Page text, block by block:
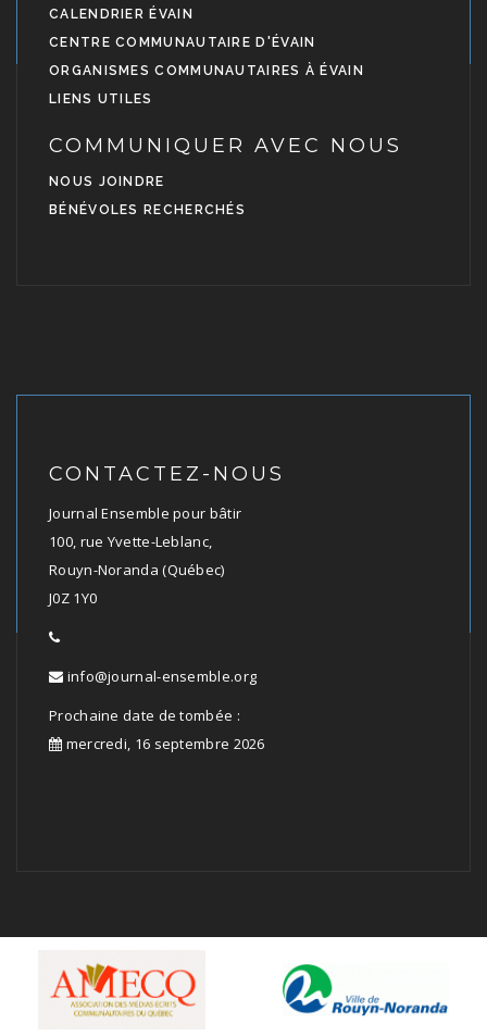
CALENDRIER ÉVAIN
CENTRE COMMUNAUTAIRE D'ÉVAIN
ORGANISMES COMMUNAUTAIRES À ÉVAIN
LIENS UTILES
COMMUNIQUER AVEC NOUS
NOUS JOINDRE
BÉNÉVOLES RECHERCHÉS
CONTACTEZ-NOUS
Journal Ensemble pour bâtir
100, rue Yvette-Leblanc,
Rouyn-Noranda (Québec)
J0Z 1Y0
info@journal-ensemble.org
Prochaine date de tombée :
mercredi, 16 septembre 2026